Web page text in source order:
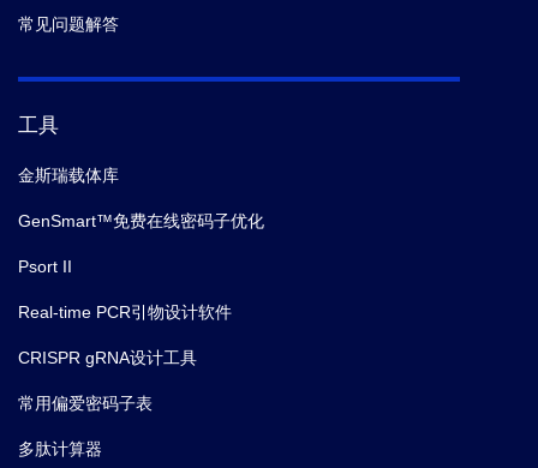
常见问题解答
工具
金斯瑞载体库
GenSmart™免费在线密码子优化
Psort II
Real-time PCR引物设计软件
CRISPR gRNA设计工具
常用偏爱密码子表
多肽计算器